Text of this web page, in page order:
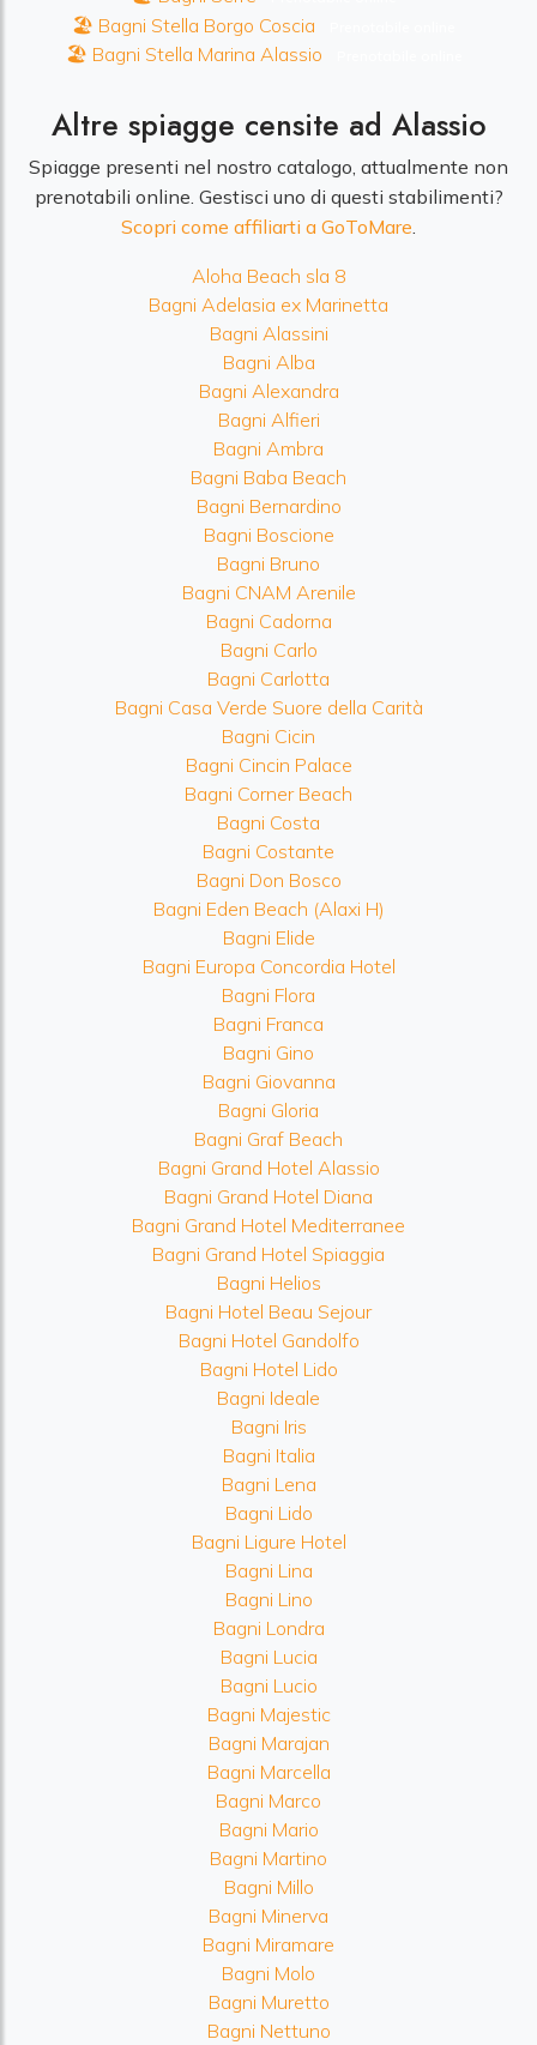
🏖️ Bagni Stella Borgo Coscia
🏖️ Bagni Stella Marina Alassio
Altre spiagge censite ad Alassio
Spiagge presenti nel nostro catalogo, attualmente non
prenotabili online. Gestisci uno di questi stabilimenti?
Scopri come affiliarti a GoToMare
Aloha Beach sla 8
Bagni Adelasia ex Marinetta
Bagni Alassini
Bagni Alba
Bagni Alexandra
Bagni Alfieri
Bagni Ambra
Bagni Baba Beach
Bagni Bernardino
Bagni Boscione
Bagni Bruno
Bagni CNAM Arenile
Bagni Cadorna
Bagni Carlo
Bagni Carlotta
Bagni Casa Verde Suore della Carità
Bagni Cicin
Bagni Cincin Palace
Bagni Corner Beach
Bagni Costa
Bagni Costante
Bagni Don Bosco
Bagni Eden Beach (Alaxi H)
Bagni Elide
Bagni Europa Concordia Hotel
Bagni Flora
Bagni Franca
Bagni Gino
Bagni Giovanna
Bagni Gloria
Bagni Graf Beach
Bagni Grand Hotel Alassio
Bagni Grand Hotel Diana
Bagni Grand Hotel Mediterranee
Bagni Grand Hotel Spiaggia
Bagni Helios
Bagni Hotel Beau Sejour
Bagni Hotel Gandolfo
Bagni Hotel Lido
Bagni Ideale
Bagni Iris
Bagni Italia
Bagni Lena
Bagni Lido
Bagni Ligure Hotel
Bagni Lina
Bagni Lino
Bagni Londra
Bagni Lucia
Bagni Lucio
Bagni Majestic
Bagni Marajan
Bagni Marcella
Bagni Marco
Bagni Mario
Bagni Martino
Bagni Millo
Bagni Minerva
Bagni Miramare
Bagni Molo
Bagni Muretto
Bagni Nettuno